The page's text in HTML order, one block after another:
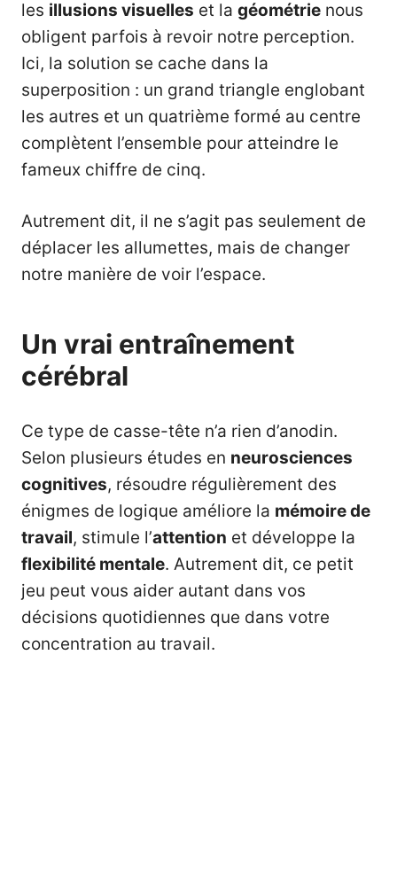
les illusions visuelles et la géométrie nous
obligent parfois à revoir notre perception.
Ici, la solution se cache dans la
superposition : un grand triangle englobant
les autres et un quatrième formé au centre
complètent l’ensemble pour atteindre le
fameux chiffre de cinq.
Autrement dit, il ne s’agit pas seulement de
déplacer les allumettes, mais de changer
notre manière de voir l’espace.
Un vrai entraînement
cérébral
Ce type de casse-tête n’a rien d’anodin.
Selon plusieurs études en neurosciences
cognitives, résoudre régulièrement des
énigmes de logique améliore la mémoire de
travail, stimule l’attention et développe la
flexibilité mentale. Autrement dit, ce petit
jeu peut vous aider autant dans vos
décisions quotidiennes que dans votre
concentration au travail.